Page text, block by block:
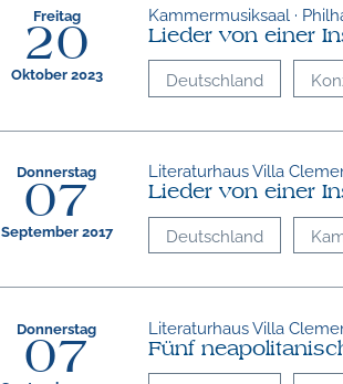
Freitag
20
Oktober 2023
Kammermusiksaal ·
Lieder von einer
Deutschland
Donnerstag
07
September 2017
Literaturhaus Villa
Lieder von einer
Deutschland
Donnerstag
07
Literaturhaus Villa
Fünf